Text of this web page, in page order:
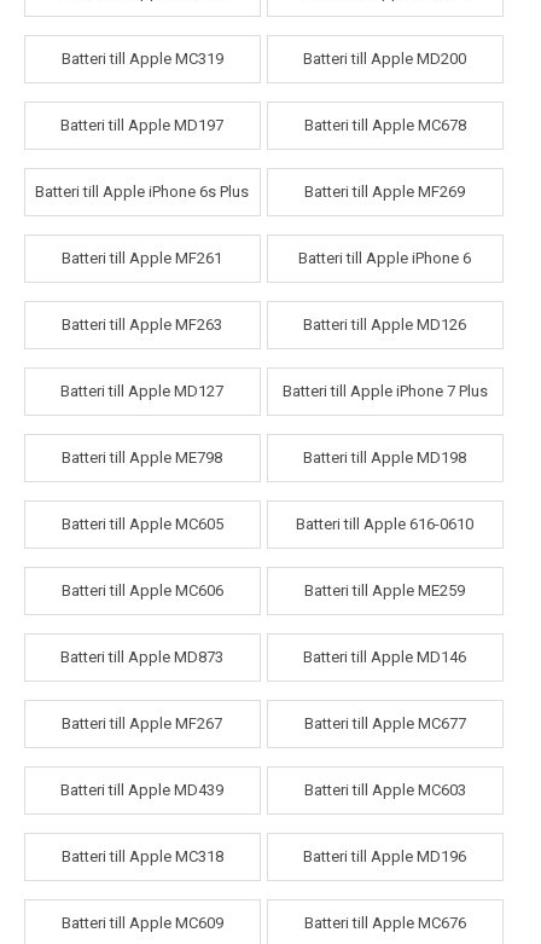
Batteri till Apple MC319 Batteri till Apple MD200
Batteri till Apple MD197 Batteri till Apple MC678
Batteri till Apple iPhone 6s Plus Batteri till Apple MF269
Batteri till Apple MF261 Batteri till Apple iPhone 6
Batteri till Apple MF263 Batteri till Apple MD126
Batteri till Apple MD127 Batteri till Apple iPhone 7 Plus
Batteri till Apple ME798 Batteri till Apple MD198
Batteri till Apple MC605 Batteri till Apple 616-0610
Batteri till Apple MC606 Batteri till Apple ME259
Batteri till Apple MD873 Batteri till Apple MD146
Batteri till Apple MF267 Batteri till Apple MC677
Batteri till Apple MD439 Batteri till Apple MC603
Batteri till Apple MC318 Batteri till Apple MD196
Batteri till Apple MC609 Batteri till Apple MC676